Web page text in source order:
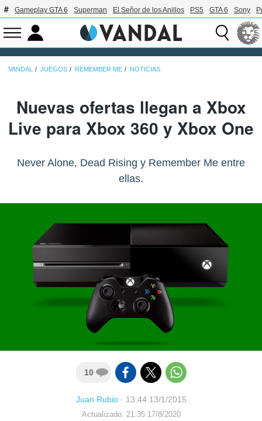
Gameplay GTA 6 Superman El Señor de los Anillos PS5 GTA 6 Sony
VANDAL JUEGOS REMEMBER ME NOTICIAS
Nuevas ofertas llegan a Xbox
Live para Xbox 360 y Xbox One
Never Alone, Dead Rising y Remember Me entre
ellas.
10
Juan Rubio· 13:44 13/1/2015
Actualizado: 21:35 17/8/2020